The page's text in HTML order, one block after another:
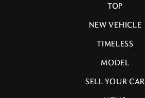
TOP
NEW VEHICLE
TIMELESS
MODEL
SELL YOUR CAR